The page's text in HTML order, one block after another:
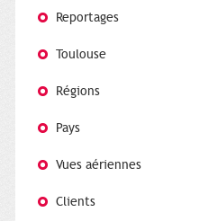
Reportages
Toulouse
Régions
Pays
Vues aériennes
Clients